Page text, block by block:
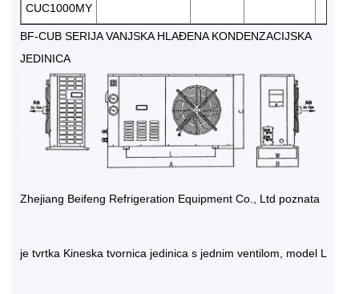
CUC1000MY
BF-CUB SERIJA VANJSKA HLAĐENA KONDENZACIJSKA
JEDINICA
Zhejiang Beifeng Refrigeration Equipment Co., Ltd poznata
je tvrtka Kineska tvornica jedinica s jednim ventilom, model L